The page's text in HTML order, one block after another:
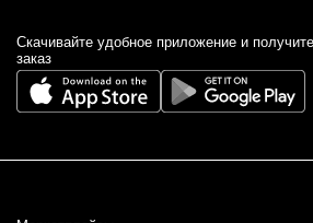
Cкачивайте удобное приложение и
заказ